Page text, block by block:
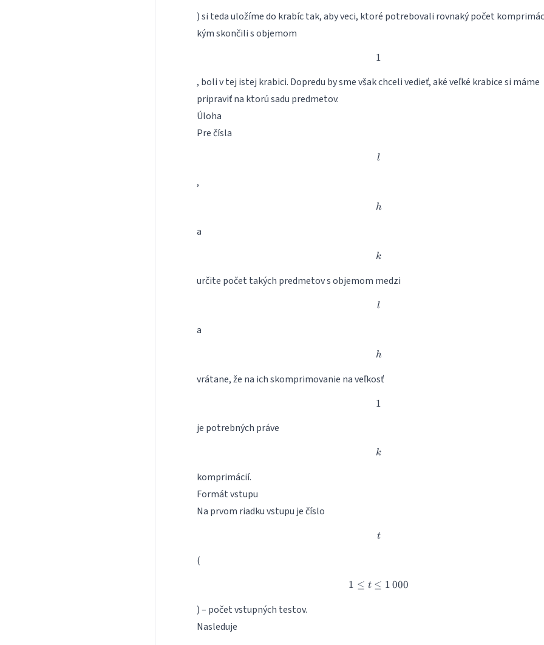
) si teda uložíme do krabíc tak, aby veci, ktoré potrebovali rovnaký počet
kým skončili s objemom
1
1
, boli v tej istej krabici. Dopredu by sme však chceli vedieť, aké veľké krabice si máme
pripraviť na ktorú sadu predmetov.
Úloha
Pre čísla
l
l
,
h
h
a
k
k
určite počet takých predmetov s objemom medzi
l
l
a
h
h
vrátane, že na ich skomprimovanie na veľkosť
1
1
je potrebných práve
k
k
komprimácií.
Formát vstupu
Na prvom riadku vstupu je číslo
t
t
(
1 \leq t \leq 1\,000
1 ≤ t ≤ 1 000
) – počet vstupných testov.
Nasleduje